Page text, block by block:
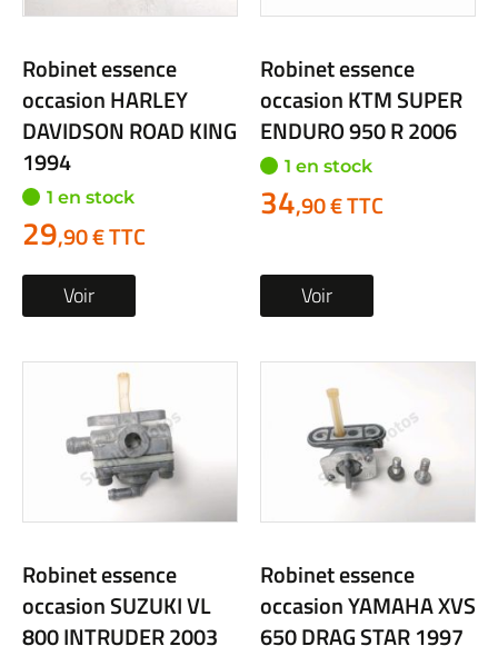
Robinet essence
occasion HARLEY
DAVIDSON ROAD KING
1994
1 en stock
29,90 € TTC
Voir
Robinet essence
occasion KTM SUPER
ENDURO 950 R 2006
1 en stock
34,90 € TTC
Voir
Robinet essence
occasion SUZUKI VL
800 INTRUDER 2003
Robinet essence
occasion YAMAHA XVS
650 DRAG STAR 1997